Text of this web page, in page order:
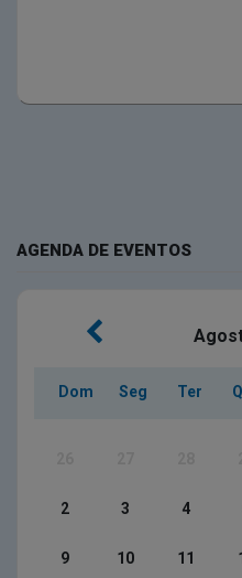
AGENDA DE EVENTOS
Dom Seg Ter
2 3 4
9 10 11